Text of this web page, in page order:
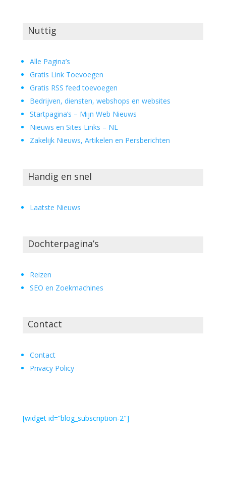
Nuttig
Alle Pagina’s
Gratis Link Toevoegen
Gratis RSS feed toevoegen
Bedrijven, diensten, webshops en websites
Startpagina’s – Mijn Web Nieuws
Nieuws en Sites Links – NL
Zakelijk Nieuws, Artikelen en Persberichten
Handig en snel
Laatste Nieuws
Dochterpagina’s
Reizen
SEO en Zoekmachines
Contact
Contact
Privacy Policy
[widget id=”blog_subscription-2″]